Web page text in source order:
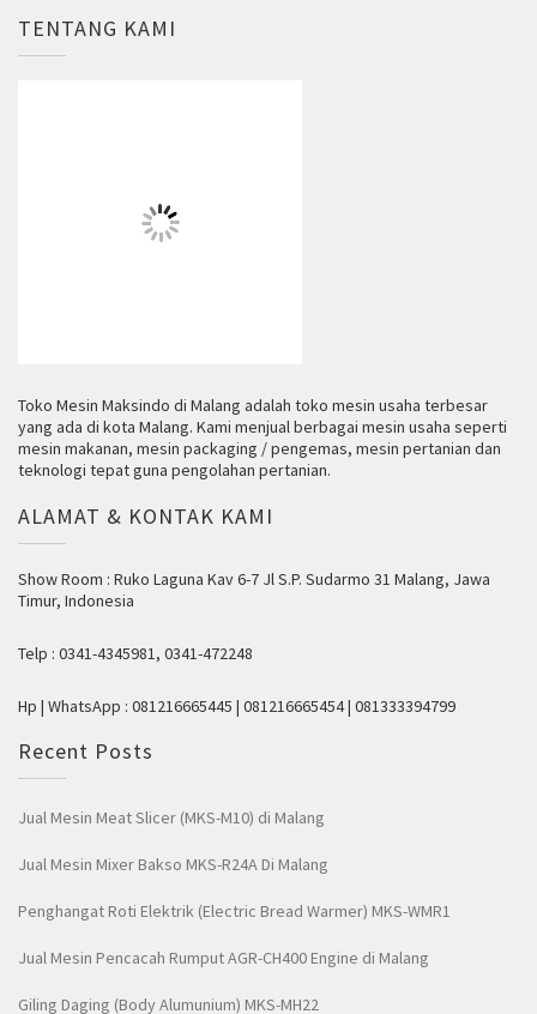
TENTANG KAMI
Toko Mesin Maksindo di Malang adalah toko mesin usaha terbesar
yang ada di kota Malang. Kami menjual berbagai mesin usaha seperti
mesin makanan, mesin packaging / pengemas, mesin pertanian dan
teknologi tepat guna pengolahan pertanian.
ALAMAT & KONTAK KAMI
Show Room : Ruko Laguna Kav 6-7 Jl S.P. Sudarmo 31 Malang, Jawa
Timur, Indonesia
Telp : 0341-4345981, 0341-472248
Hp | WhatsApp : 081216665445 | 081216665454 | 081333394799
Recent Posts
Jual Mesin Meat Slicer (MKS-M10) di Malang
Jual Mesin Mixer Bakso MKS-R24A Di Malang
Penghangat Roti Elektrik (Electric Bread Warmer) MKS-WMR1
Jual Mesin Pencacah Rumput AGR-CH400 Engine di Malang
Giling Daging (Body Alumunium) MKS-MH22